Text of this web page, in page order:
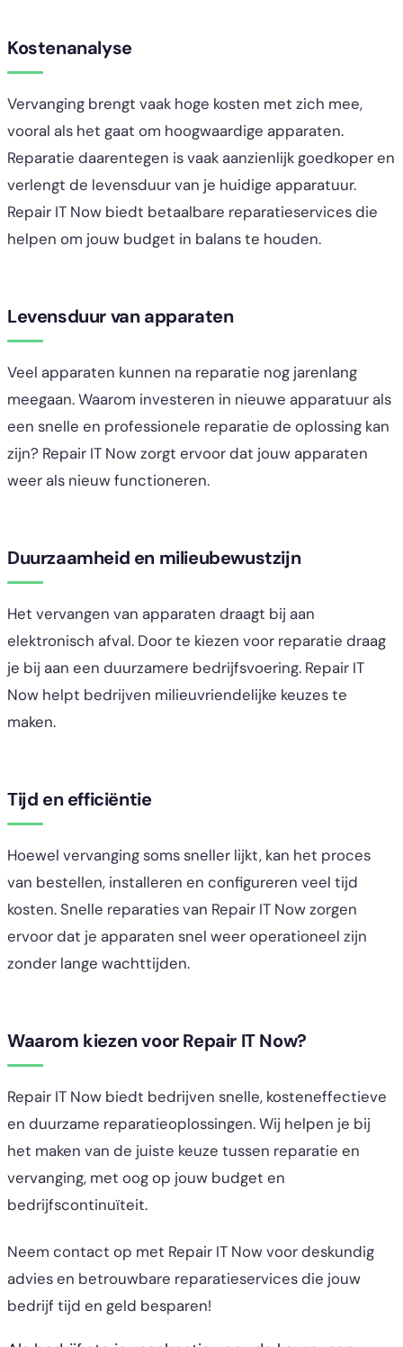
Kostenanalyse
Vervanging brengt vaak hoge kosten met zich mee,
vooral als het gaat om hoogwaardige apparaten.
Reparatie daarentegen is vaak aanzienlijk goedkoper en
verlengt de levensduur van je huidige apparatuur.
Repair IT Now biedt betaalbare reparatieservices die
helpen om jouw budget in balans te houden.
Levensduur van apparaten
Veel apparaten kunnen na reparatie nog jarenlang
meegaan. Waarom investeren in nieuwe apparatuur als
een snelle en professionele reparatie de oplossing kan
zijn? Repair IT Now zorgt ervoor dat jouw apparaten
weer als nieuw functioneren.
Duurzaamheid en milieubewustzijn
Het vervangen van apparaten draagt bij aan
elektronisch afval. Door te kiezen voor reparatie draag
je bij aan een duurzamere bedrijfsvoering. Repair IT
Now helpt bedrijven milieuvriendelijke keuzes te
maken.
Tijd en efficiëntie
Hoewel vervanging soms sneller lijkt, kan het proces
van bestellen, installeren en configureren veel tijd
kosten. Snelle reparaties van Repair IT Now zorgen
ervoor dat je apparaten snel weer operationeel zijn
zonder lange wachttijden.
Waarom kiezen voor Repair IT Now?
Repair IT Now biedt bedrijven snelle, kosteneffectieve
en duurzame reparatieoplossingen. Wij helpen je bij
het maken van de juiste keuze tussen reparatie en
vervanging, met oog op jouw budget en
bedrijfscontinuïteit.
Neem contact op met Repair IT Now voor deskundig
advies en betrouwbare reparatieservices die jouw
bedrijf tijd en geld besparen!